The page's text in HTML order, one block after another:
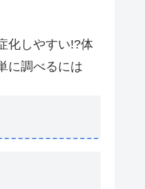
化しやすい!?体
に調べるには